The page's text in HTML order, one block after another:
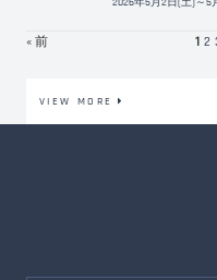
« 前 1 2
VIEW MORE